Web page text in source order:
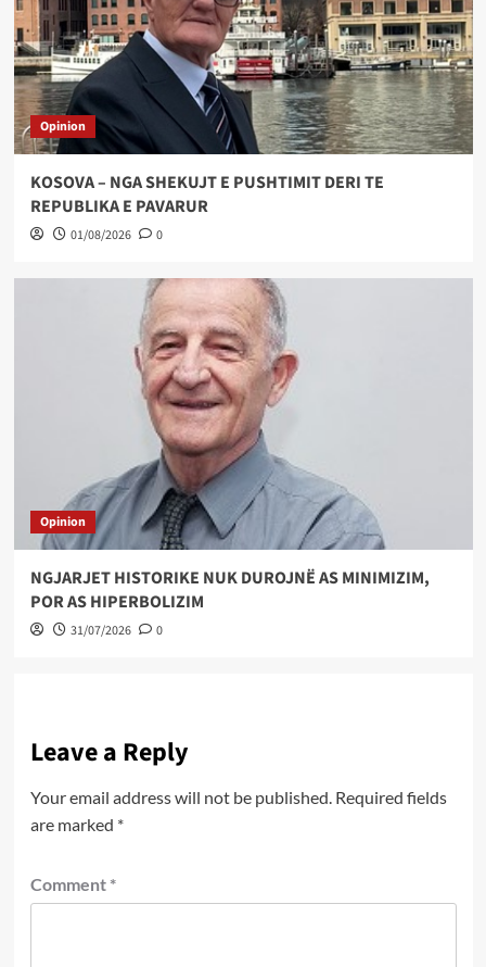
Opinion
KOSOVA – NGA SHEKUJT E PUSHTIMIT DERI TE
REPUBLIKA E PAVARUR
01/08/2026 0
Opinion
NGJARJET HISTORIKE NUK DUROJNË AS MINIMIZIM,
POR AS HIPERBOLIZIM
31/07/2026 0
Leave a Reply
Your email address will not be published. Required fields
are marked *
Comment *